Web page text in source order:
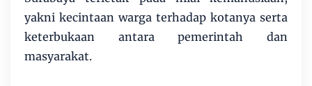
yakni kecintaan warga terhadap kotanya serta
keterbukaan antara pemerintah dan
masyarakat.